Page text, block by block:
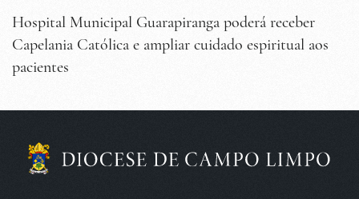
Hospital Municipal Guarapiranga poderá receber
Capelania Católica e ampliar cuidado espiritual aos
pacientes